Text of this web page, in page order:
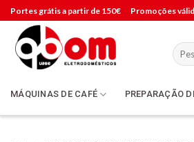
Skip
to
content
Portes grátis a partir de 150€ Promoções
por:
MÁQUINAS DE CAFÉ PREPARAÇÃO